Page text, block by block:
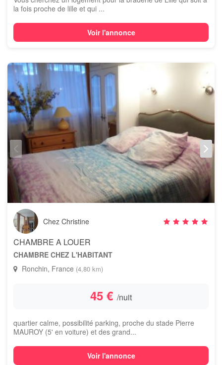
la fois proche de lille et qui ...
Voir l'annonce
Chez Christine
CHAMBRE A LOUER
CHAMBRE CHEZ L'HABITANT
Ronchin, France (4,80 km)
45 € /nuit
quartier calme, possibilité parking, proche du stade Pierre
MAUROY (5' en voiture) et des grand...
Voir l'annonce